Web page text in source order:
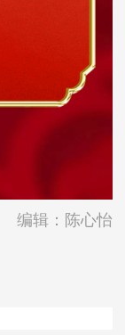
编辑：陈心怡